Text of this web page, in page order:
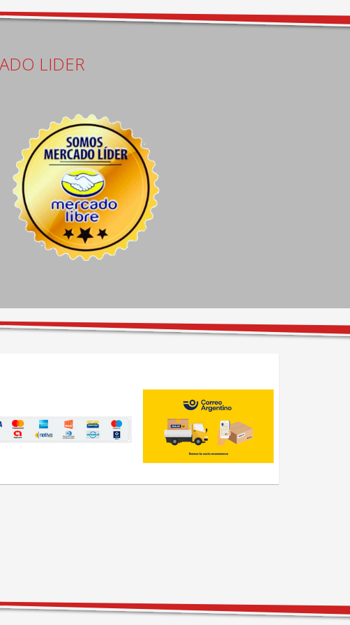
Carlos Distefano
16 days ago
Excelente atención pre
venta de Ezequiel, el
personal excelente y las
instalaciones con todo lo
necesario para esperar bien
LIDER